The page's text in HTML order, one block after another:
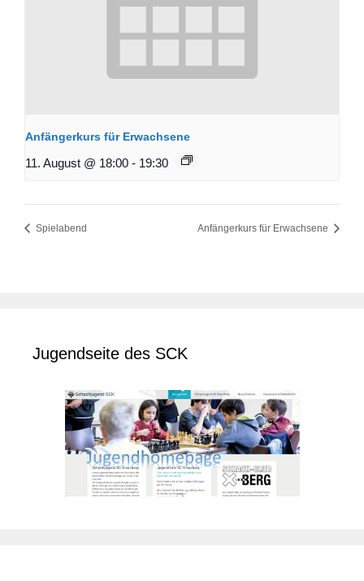
Anfängerkurs für Erwachsene
11. August @ 18:00 - 19:30
Spielabend Anfängerkurs für Erwachsene
Jugendseite des SCK